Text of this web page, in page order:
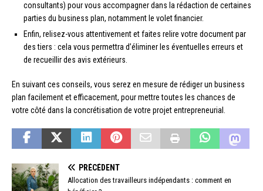
consultants) pour vous accompagner dans la rédaction de certaines
parties du business plan, notamment le volet financier.
Enfin, relisez-vous attentivement et faites relire votre document par
des tiers : cela vous permettra d’éliminer les éventuelles erreurs et
de recueillir des avis extérieurs.
En suivant ces conseils, vous serez en mesure de rédiger un business
plan facilement et efficacement, pour mettre toutes les chances de
votre côté dans la concrétisation de votre projet entrepreneurial.
PRÉCÉDENT
Allocation des travailleurs indépendants : comment en